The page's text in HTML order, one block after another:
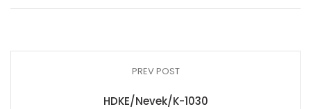
PREV POST
HDKE/Nevek/K-1030